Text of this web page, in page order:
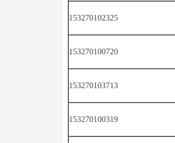
153270102325
153270100720
153270103713
153270100319